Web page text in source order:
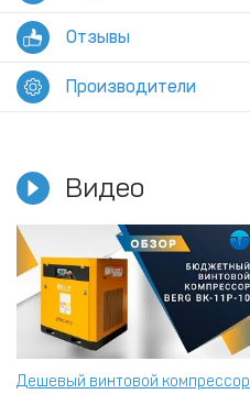
Отзывы
Производители
Видео
Дешевый винтовой компрессор